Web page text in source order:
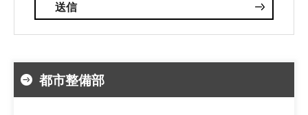
都市整備部